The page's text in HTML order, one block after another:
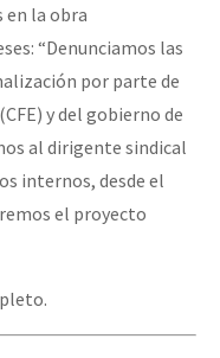
en la obra
“Denunciamos las
por parte de
y del gobierno de
al dirigente sindical
internos, desde el
el proyecto